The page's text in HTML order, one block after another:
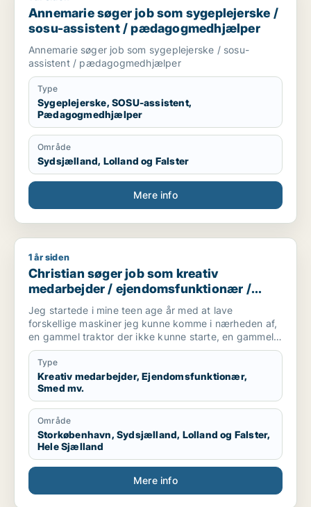
Annemarie søger job som sygeplejerske /
sosu-assistent / pædagogmedhjælper
Annemarie søger job som sygeplejerske / sosu-
assistent / pædagogmedhjælper
Type
Sygeplejerske, SOSU-assistent,
Pædagogmedhjælper
Område
Sydsjælland, Lolland og Falster
Mere info
Christian søger job som kreativ medarbejder /
1 år siden
Christian søger job som kreativ
medarbejder / ejendomsfunktionær /
smed / landbrug /
kundeservicemedarbejder
Jeg startede i mine teen age år med at lave
forskellige maskiner jeg kunne komme i nærheden af,
en gammel traktor der ikke kunne starte, en gammel
harve som manglede nogle tænder, biler/knallerter og
andre køretøjer/maskiner, jeg har alle dage været bidt
af at finde og fikse problemer på maskiner/køretøjer...
Min professionelle erfaring spænder bredt, inden for
Auto branchen hvor jeg startede som klargørings og
lagermand, siden auto el lærling, men som mange
andre unge drenge trak de store maskiner mere i mig,
hvorfor jeg skiftede lærepladsen ud med at køre
traktor, jeg arbejdede som ufaglært
traktor/maskinføre i en årrække, og havde
sideløbende en tjans ved et smedeværksted som
Type
Kreativ medarbejder, Ejendomsfunktionær,
Smed mv.
Område
Storkøbenhavn, Sydsjælland, Lolland og Falster,
Hele Sjælland
Mere info